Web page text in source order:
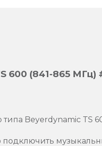
600 (841-865
Beyerdynamic TS